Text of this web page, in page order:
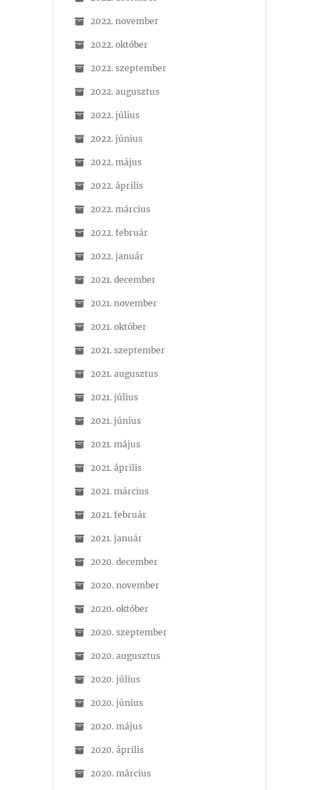
2022. november
2022. október
2022. szeptember
2022. augusztus
2022. július
2022. június
2022. május
2022. április
2022. március
2022. február
2022. január
2021. december
2021. november
2021. október
2021. szeptember
2021. augusztus
2021. július
2021. június
2021. május
2021. április
2021. március
2021. február
2021. január
2020. december
2020. november
2020. október
2020. szeptember
2020. augusztus
2020. július
2020. június
2020. május
2020. április
2020. március